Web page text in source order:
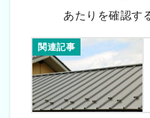
あたりを確認す
関連記事